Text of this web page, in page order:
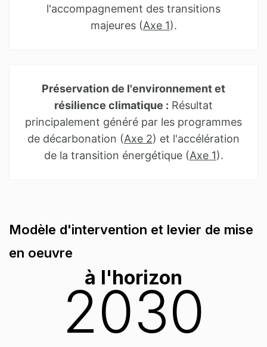
l'accompagnement des transitions
majeures (Axe 1).
Préservation de l'environnement et
résilience climatique : Résultat
principalement généré par les programmes
de décarbonation (Axe 2) et l'accélération
de la transition énergétique (Axe 1).
Modèle d'intervention et levier de mise
en oeuvre
à l'horizon
2030